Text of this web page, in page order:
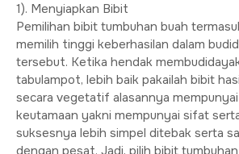
1). Menyiapkan Bibit
Pemilihan bibit tumbuhan buah
memilih tinggi keberhasilan dalam
tersebut. Ketika hendak
tabulampot, lebih baik pakailah bibit
secara vegetatif alasannya
keutamaan yakni mempunyai sifat
suksesnya lebih simpel ditebak serta
dengan pesat. Jadi, pilih bibit